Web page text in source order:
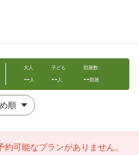
大人
--人
子ども
--人
部屋数
--部屋
可能なプランがありません。